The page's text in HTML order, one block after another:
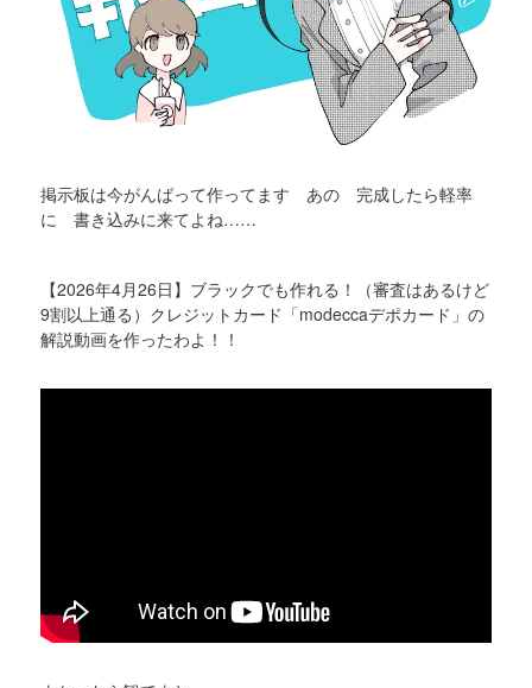
掲示板は今がんばって作ってます あの 完成したら軽率
に 書き込みに来てよね……
【2026年4月26日】ブラックでも作れる！（審査はあるけど
9割以上通る）クレジットカード「modeccaデポカード」の
解説動画を作ったわよ！！